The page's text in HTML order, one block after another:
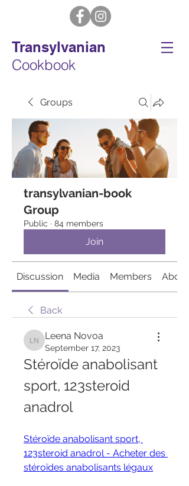
Transylvanian
Cookbook
Groups
transylvanian-book
Group
Public · 84 members
Join
Discussion Media Members About
Back
Leena Novoa
Leena Novoa
September 17, 2023
Stéroïde anabolisant
sport, 123steroid
anadrol
Stéroïde anabolisant sport,
123steroid anadrol - Acheter des
stéroïdes anabolisants légaux